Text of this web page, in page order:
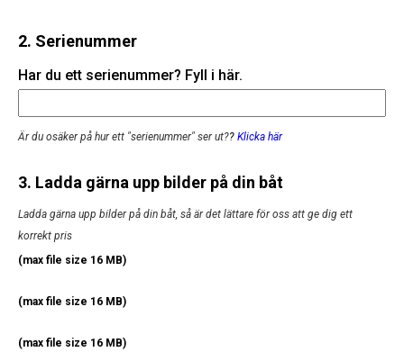
2. Serienummer
Har du ett serienummer? Fyll i här.
Är du osäker på hur ett "serienummer" ser ut?? Klicka här
3. Ladda gärna upp bilder på din båt
Ladda gärna upp bilder på din båt, så är det lättare för oss att ge dig ett
korrekt pris
(max file size 16 MB)
(max file size 16 MB)
(max file size 16 MB)